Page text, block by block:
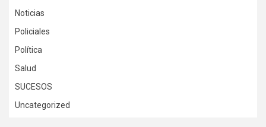
Noticias
Policiales
Política
Salud
SUCESOS
Uncategorized